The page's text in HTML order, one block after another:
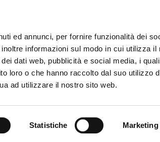
ed annunci, per fornire funzionalità dei
informazioni sul modo in cui utilizza il
dati web, pubblicità e social media, i
loro o che hanno raccolto dal suo utilizzo
ad utilizzare il nostro sito web.
Statistiche Marketing
DESCRIZIONE DEL